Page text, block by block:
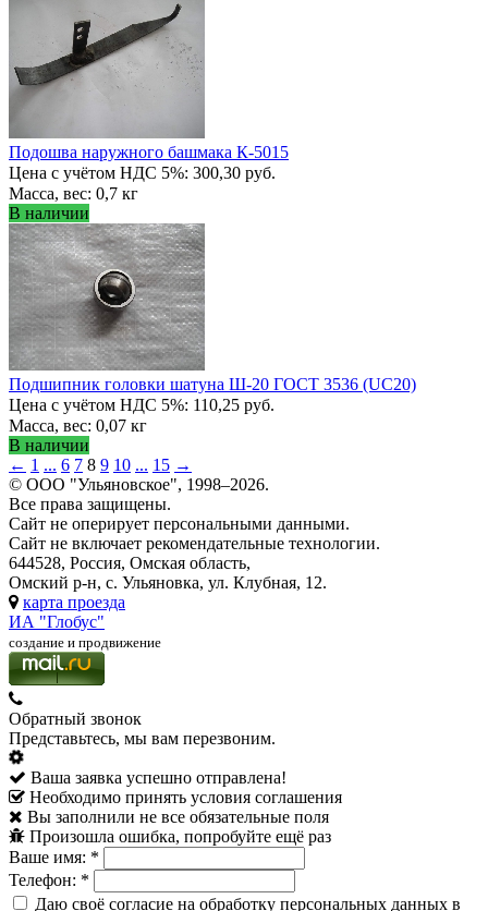
Подошва наружного башмака К-5015
Цена с учётом НДС 5%: 300,30 руб.
Масса, вес: 0,7 кг
В наличии
Подшипник головки шатуна Ш-20 ГОСТ 3536 (UC20)
Цена с учётом НДС 5%: 110,25 руб.
Масса, вес: 0,07 кг
В наличии
← 1 ... 6 7 8 9 10 ... 15 →
© ООО "Ульяновское", 1998–2026.
Все права защищены.
Сайт не оперирует персональными данными.
Сайт не включает рекомендательные технологии.
644528, Россия, Омская область,
Омский р-н, с. Ульяновка, ул. Клубная, 12.
карта проезда
ИА "Глобус"
создание и продвижение
Обратный звонок
Представьтесь, мы вам перезвоним.
Ваша заявка успешно отправлена!
Необходимо принять условия соглашения
Вы заполнили не все обязательные поля
Произошла ошибка, попробуйте ещё раз
Ваше имя: *
Телефон: *
Даю своё согласие на обработку персональных данных в